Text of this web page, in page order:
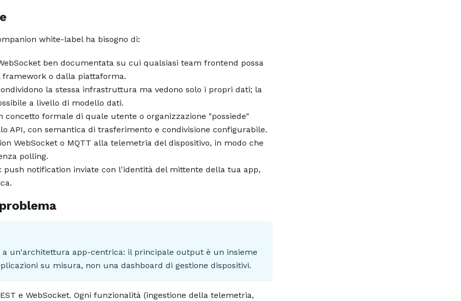
white-label ha bisogno di:
ben documentata su cui qualsiasi team frontend possa
o dalla piattaforma.
la stessa infrastruttura ma vedono solo i propri dati; la
a livello di modello dati.
concetto formale di quale utente o organizzazione "possiede"
API, con semantica di trasferimento e condivisione configurabile.
WebSocket o MQTT alla telemetria del dispositivo, in modo che
polling.
push notification inviate con l'identità del mittente della tua app,
a un'architettura app-centrica: il principale output è un insieme
su misura, non una dashboard di gestione dispositivi.
e WebSocket. Ogni funzionalità (ingestione della telemetria,